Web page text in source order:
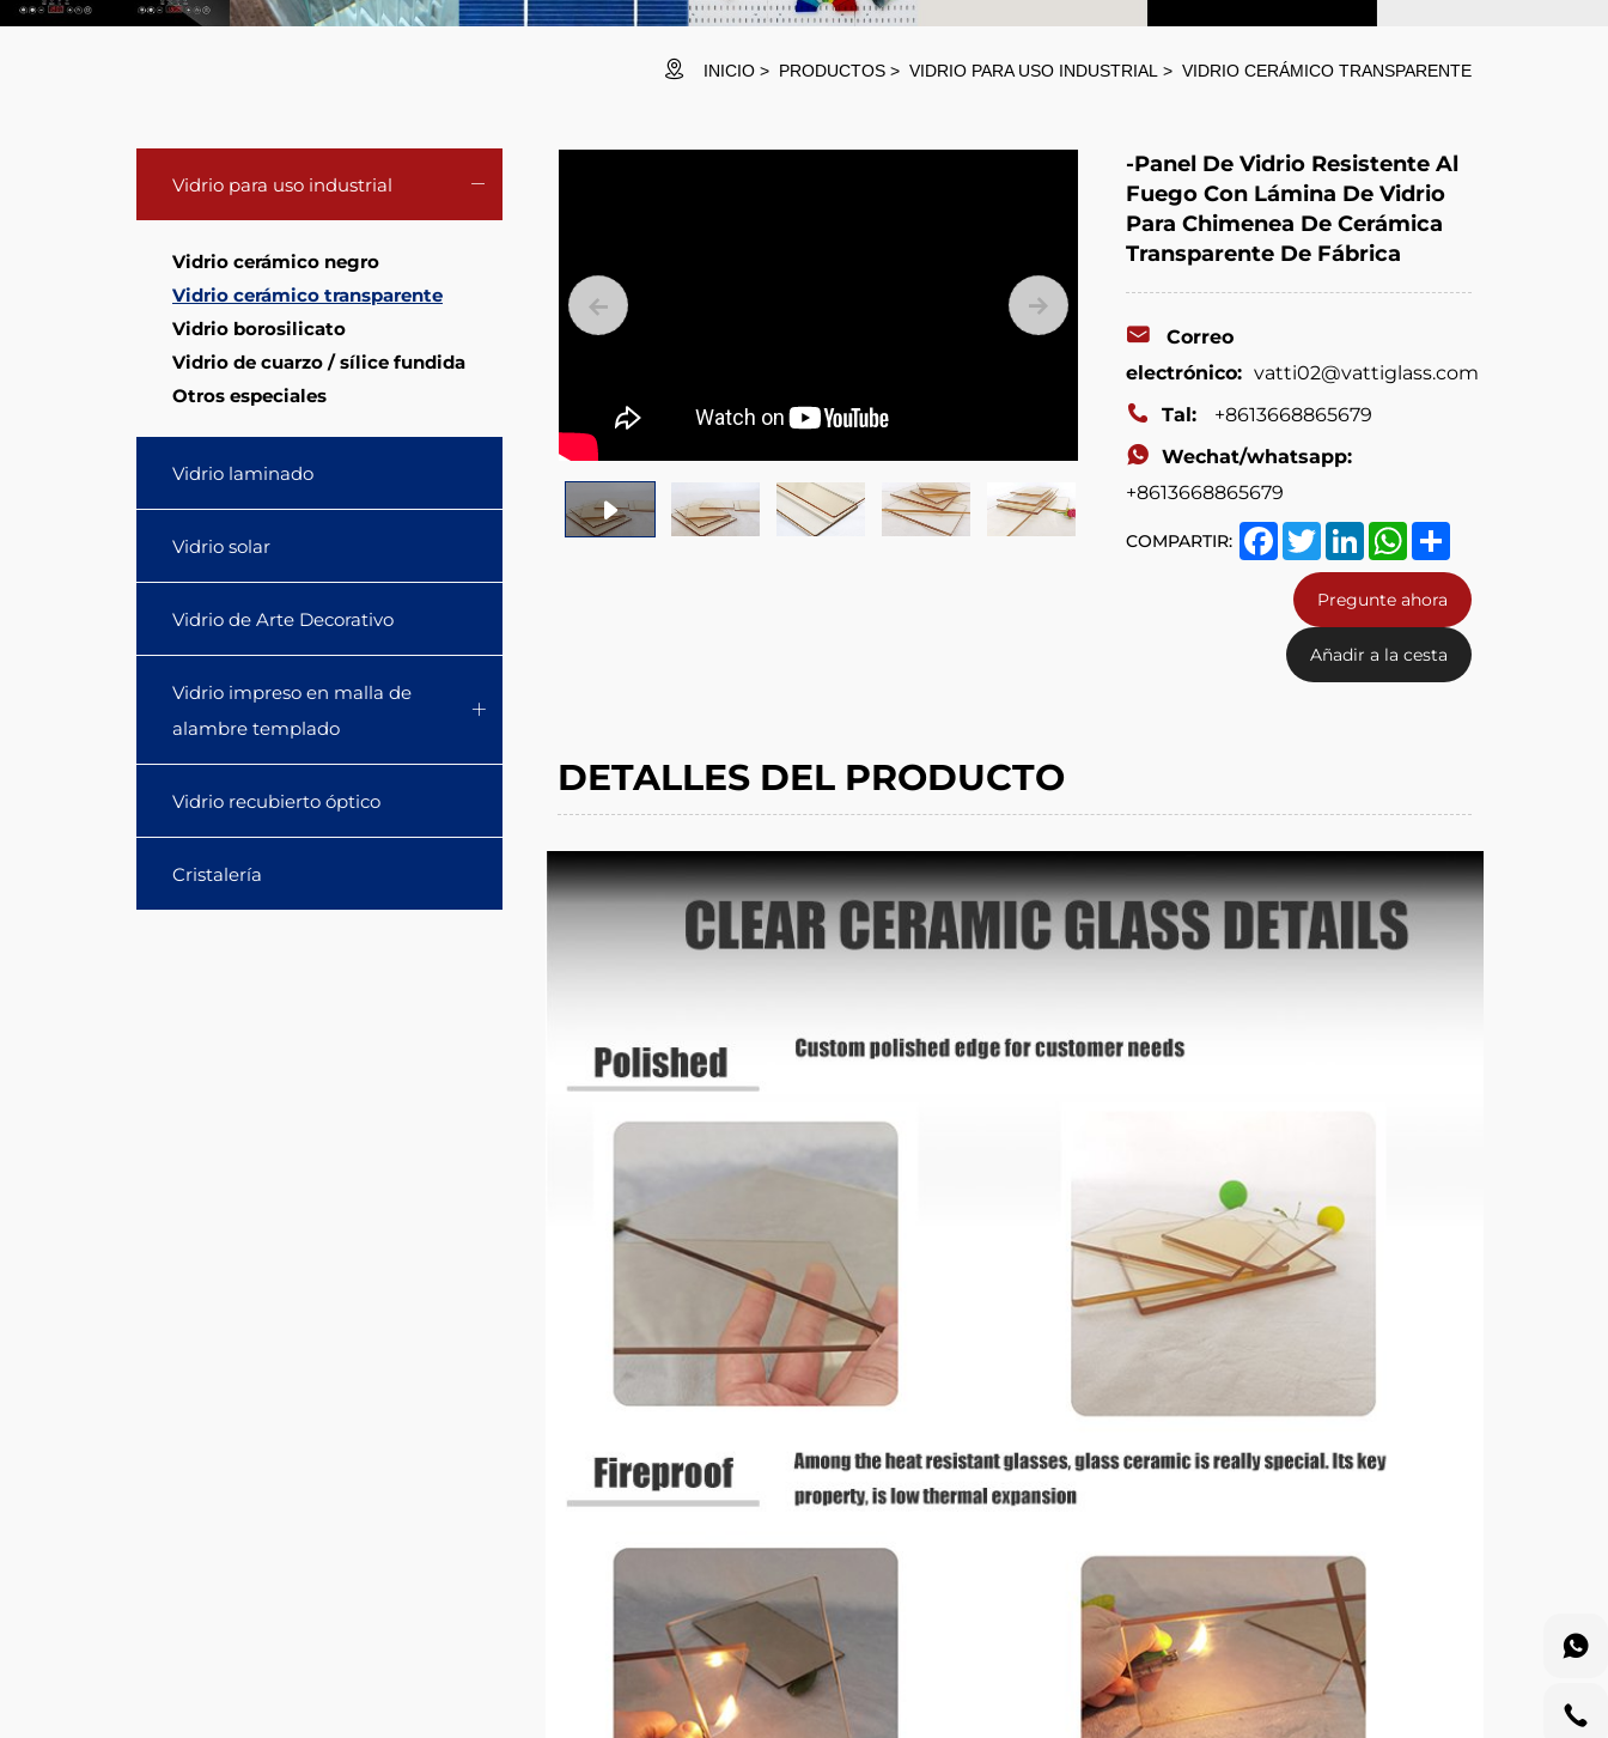
INICIO PRODUCTOS VIDRIO PARA USO INDUSTRIAL VIDRIO CERÁMICO TRANSPARENTE
Vidrio para uso industrial
Vidrio cerámico negro
Vidrio cerámico transparente
Vidrio borosilicato
Vidrio de cuarzo / sílice fundida
Otros especiales
Vidrio laminado
Vidrio solar
Vidrio de Arte Decorativo
Vidrio impreso en malla de
alambre templado
Vidrio recubierto óptico
Cristalería
-Panel De Vidrio Resistente Al
Fuego Con Lámina De Vidrio
Para Chimenea De Cerámica
Transparente De Fábrica
Correo
electrónico: vatti02@vattiglass.com
Tal:
+8613668865679
Wechat/whatsapp:
+8613668865679
COMPARTIR: Facebook
TwitterLinkedInWhatsApp
Share
Pregunte ahora
Añadir a la cesta
DETALLES DEL PRODUCTO